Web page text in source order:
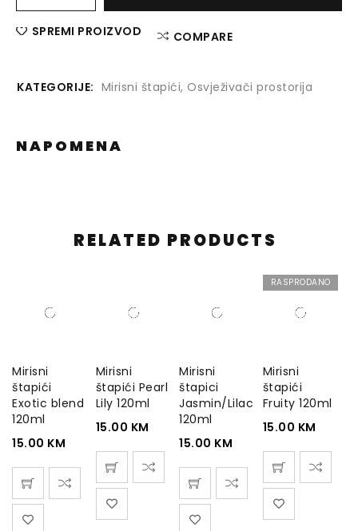
SPREMI PROIZVOD COMPARE
KATEGORIJE: Mirisni štapići, Osvježivači prostorija
NAPOMENA
RELATED PRODUCTS
Mirisni
štapići
Exotic blend
120ml
15.00 KM
Mirisni
štapići Pearl
Lily 120ml
15.00 KM
Mirisni
štapici
Jasmin/Lilac
120ml
15.00 KM
RASPRODANO
Mirisni
štapići
Fruity 120ml
15.00 KM